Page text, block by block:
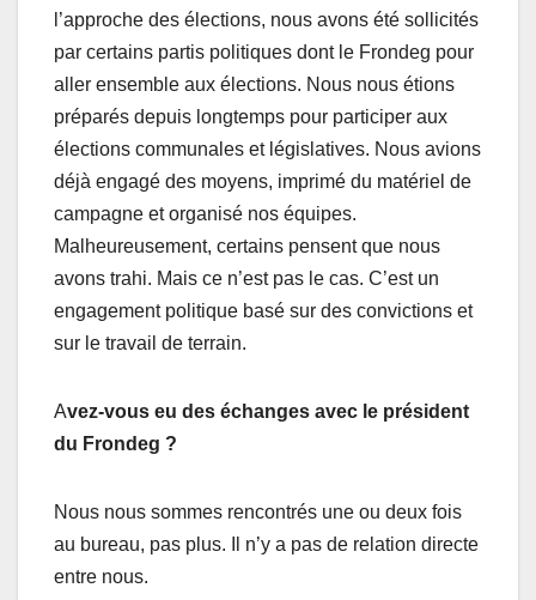
l’approche des élections, nous avons été sollicités
par certains partis politiques dont le Frondeg pour
aller ensemble aux élections. Nous nous étions
préparés depuis longtemps pour participer aux
élections communales et législatives. Nous avions
déjà engagé des moyens, imprimé du matériel de
campagne et organisé nos équipes.
Malheureusement, certains pensent que nous
avons trahi. Mais ce n’est pas le cas. C’est un
engagement politique basé sur des convictions et
sur le travail de terrain.
Avez-vous eu des échanges avec le président
du Frondeg ?
Nous nous sommes rencontrés une ou deux fois
au bureau, pas plus. Il n’y a pas de relation directe
entre nous.